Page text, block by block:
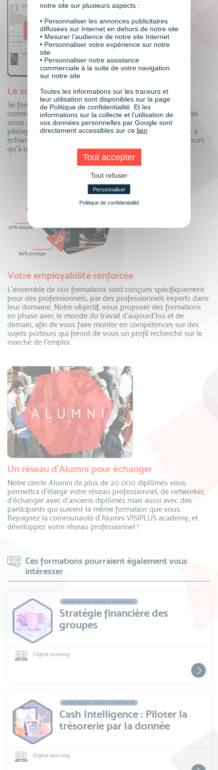
Le soutien de toute une communauté
Se former à distance oui, mais auprès de toute une
communauté ! Echangez au quotidien avec vos pairs, mais
aussi avec vos formateurs et toute notre équipe
pédagogique. Questions, partage de connaissances, tips à
échanger…la communauté VISIPLUS academy n’est toujours
qu’à un clic pour partager !
Votre employabilité renforcée
L’ensemble de nos formations sont conçues spécifiquement
pour des professionnels, par des professionnels experts dans
leur domaine. Notre objectif, vous proposer des formations
en phase avec le monde du travail d’aujourd’hui et de
demain, afin de vous faire monter en compétences sur des
sujets porteurs qui feront de vous un profil recherché sur le
marché de l’emploi.
Un réseau d’Alumni pour échanger
Notre cercle Alumni de plus de 20 000 diplômés vous
permettra d’élargir votre réseau professionnel, de networker,
d’échanger avec d’anciens diplômés mais aussi avec des
participants qui suivent la même formation que vous.
Rejoignez la communauté d’Alumni VISIPLUS academy, et
développez votre réseau professionnel !
Ces formations pourraient également vous
intéresser
ADMINISTRATION, FINANCE ET COMPTABILITÉ
Stratégie financière des
groupes
Digital learning
ADMINISTRATION, FINANCE ET COMPTABILITÉ
Cash Intelligence : Piloter la
trésorerie par la donnée
Digital learning
notre site sur plusieurs aspects :
• Personnaliser les annonces publicitaires
diffusées sur Internet en dehors de notre site
• Mesurer l’audience de notre site Internet
• Personnaliser votre expérience sur notre
site
• Personnaliser notre assistance
commerciale à la suite de votre navigation
sur notre site
Toutes les informations sur les traceurs et
leur utilisation sont disponibles sur la page
de Politique de confidentialité. Et les
informations sur la collecte et l’utilisation de
vos données personnelles par Google sont
directement accessibles sur ce lien
Tout accepter
Tout refuser
Personnaliser
Politique de confidentialité